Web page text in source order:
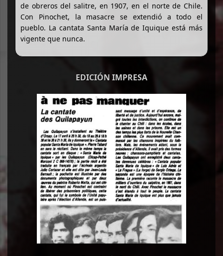
de obreros del salitre, en 1907, en el norte de Chile.
Con Pinochet, la masacre se extendió a todo el
pueblo. La cantata Santa María de Iquique está más
vigente que nunca.
EDICIÓN IMPRESA